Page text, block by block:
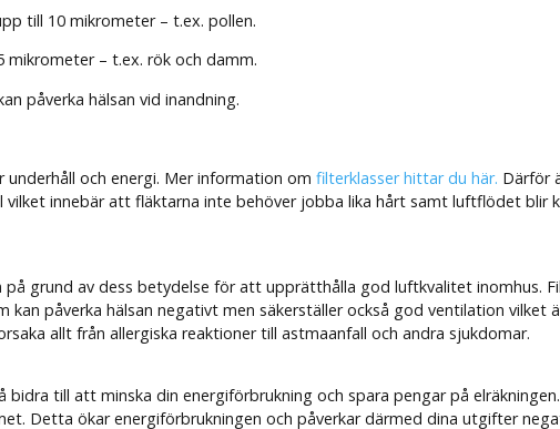
till 10 mikrometer – t.ex. pollen.
mikrometer – t.ex. rök och damm.
påverka hälsan vid inandning.
och energi. Mer information om filterklasser hittar du här. Därför
innebär att fläktarna inte behöver jobba lika hårt samt luftflödet blir
grund av dess betydelse för att upprätthålla god luftkvalitet inomhus.
kan påverka hälsan negativt men säkerställer också god ventilation
allt från allergiska reaktioner till astmaanfall och andra sjukdomar.
till att minska din energiförbrukning och spara pengar på
Detta ökar energiförbrukningen och påverkar därmed dina utgifter